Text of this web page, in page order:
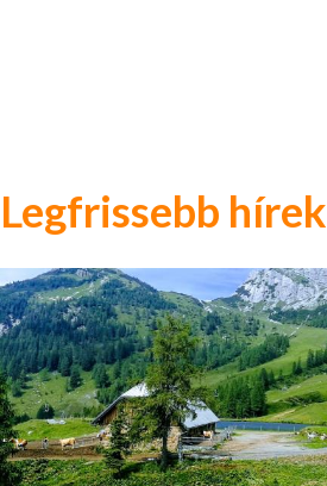
Legfrissebb hírek